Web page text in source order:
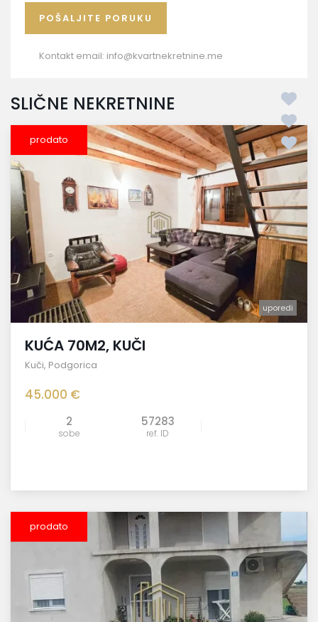
Kontakt email: info@kvartnekretnine.me
SLIČNE NEKRETNINE
prodato
uporedi
KUĆA 70M2, KUČI
Kuči, Podgorica
45.000 €
2
sobe
57283
ref. ID
prodato